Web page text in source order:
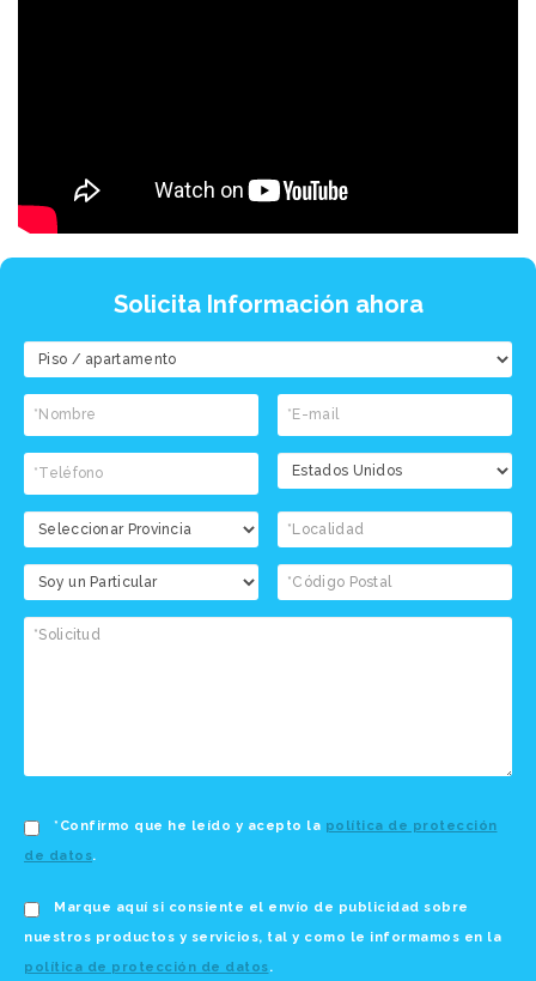
Solicita Información ahora
*Confirmo que he leído y acepto la política de protección
de datos.
Marque aquí si consiente el envío de publicidad sobre
nuestros productos y servicios, tal y como le informamos en la
política de protección de datos.